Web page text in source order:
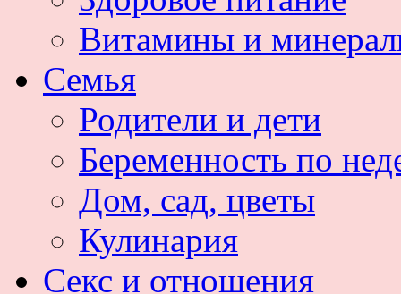
Витамины и
Семья
Родители и дети
Беременность по
Дом, сад, цветы
Кулинария
Секс и отношения